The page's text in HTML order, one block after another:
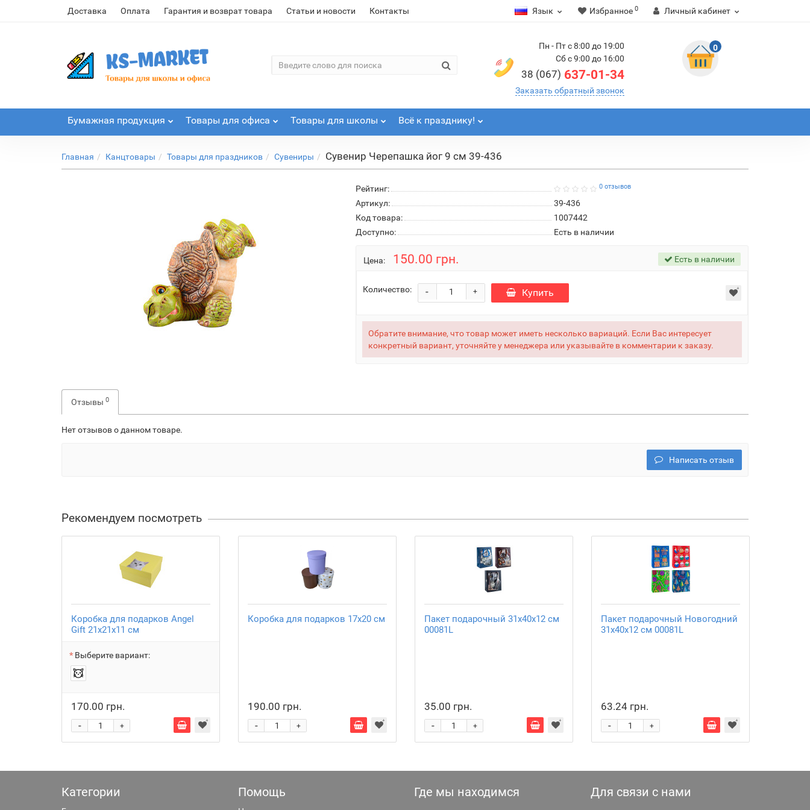
Доставка Оплата Гарантия и возврат товара Статьи и новости Контакты Язык Избранное 0 Личный кабинет
Пн - Пт с 8:00 до 19:00
Сб с 9:00 до 16:00
38 (067) 637-01-34
Заказать обратный звонок
0
Бумажная продукция Товары для офиса Товары для школы Всё к празднику!
Главная Канцтовары Товары для праздников Сувениры Сувенир Черепашка йог 9 см 39-436
Рейтинг: 0 отзывов
Артикул:
39-436
Код товара:
1007442
Доступно:
Есть в наличии
Цена: 150.00 грн. Есть в наличии
Количество: +
- Купить
Обратите внимание, что товар может иметь несколько вариаций. Если Вас интересует
конкретный вариант, уточняйте у менеджера или указывайте в комментарии к заказу.
Отзывы 0
Нет отзывов о данном товаре.
Написать отзыв
Рекомендуем посмотреть
Коробка для подарков Angel
Gift 21х21х11 см
Выберите вариант:
170.00 грн.
+
-
Коробка для подарков 17х20 см
190.00 грн.
+
-
Пакет подарочный 31х40х12 см
00081L
35.00 грн.
+
-
Пакет подарочный Новогодний
31х40х12 см 00081L
63.24 грн.
+
-
Категории Помощь Где мы находимся Для связи с нами